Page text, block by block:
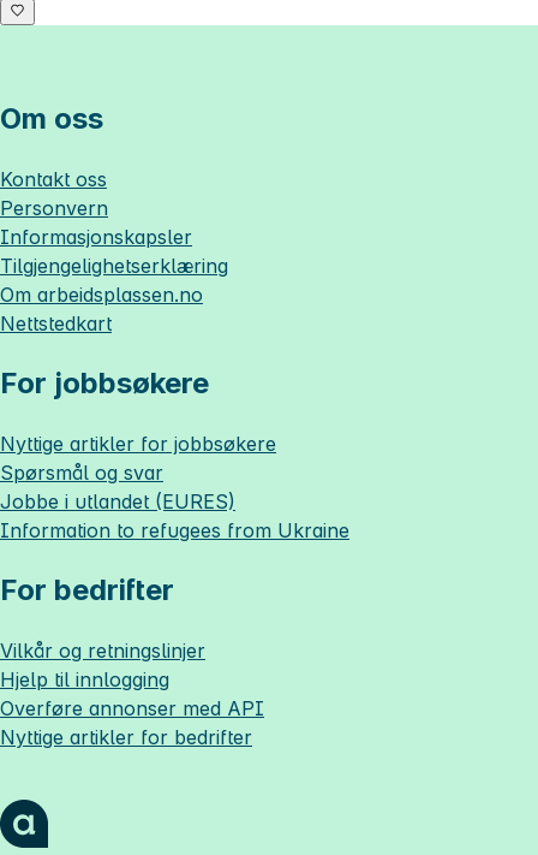
Om oss
Kontakt oss
Personvern
Informasjonskapsler
Tilgjengelighetserklæring
Om arbeidsplassen.no
Nettstedkart
For jobbsøkere
Nyttige artikler for jobbsøkere
Spørsmål og svar
Jobbe i utlandet (EURES)
Information to refugees from Ukraine
For bedrifter
Vilkår og retningslinjer
Hjelp til innlogging
Overføre annonser med API
Nyttige artikler for bedrifter